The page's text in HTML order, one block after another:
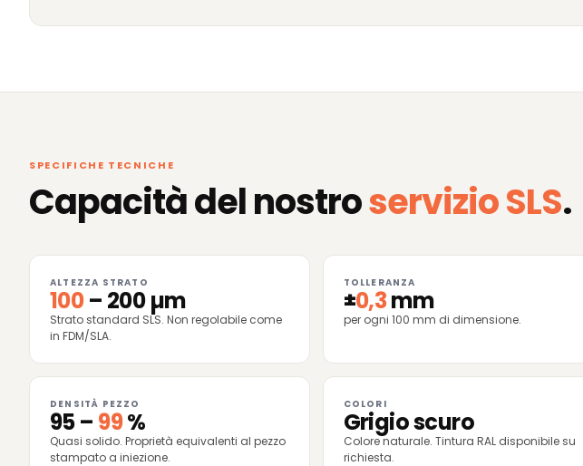
SPECIFICHE TECNICHE
Capacità del nostroservizio SLS.
ALTEZZA STRATO
100– 200 µm
Strato standard SLS. Non regolabile come
in FDM/SLA.
TOLLERANZA
±0,3mm
per ogni 100 mm di dimensione.
DENSITÀ PEZZO
95 – 99%
Quasi solido. Proprietà equivalenti al pezzo
stampato a iniezione.
COLORI
Grigio scuro
Colore naturale. Tintura RAL disponibile su
richiesta.